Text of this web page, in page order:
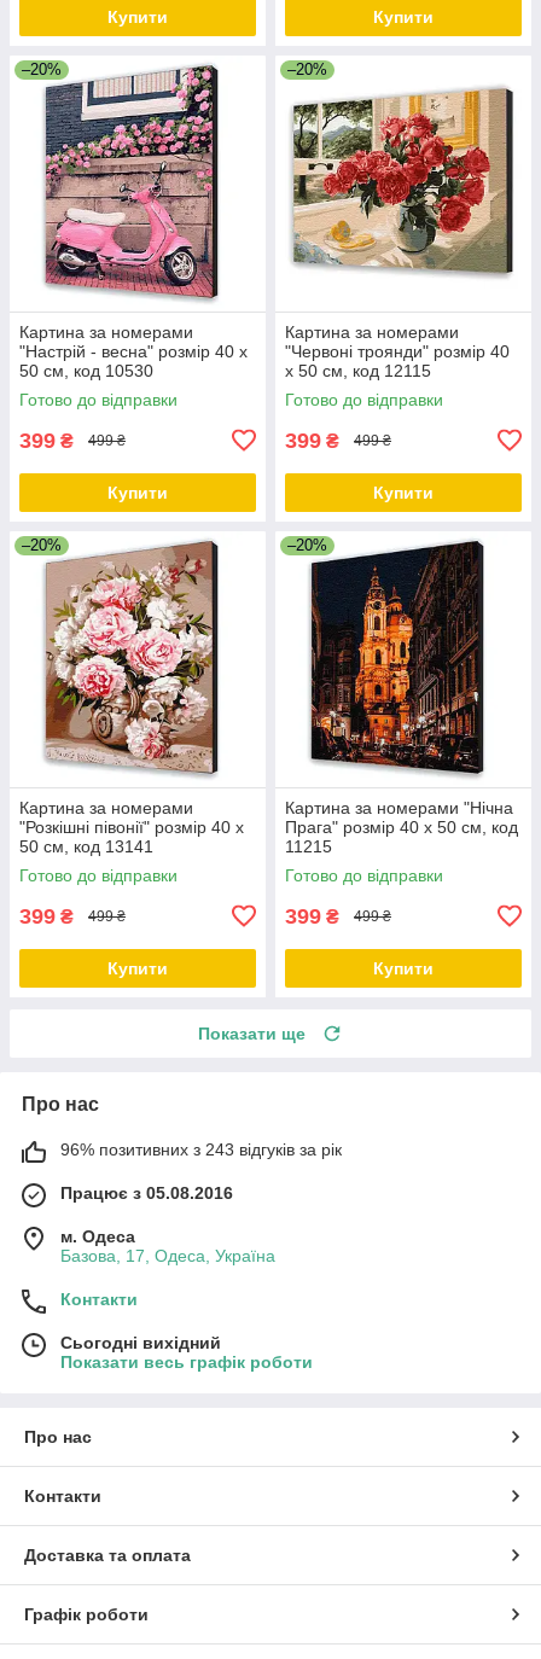
Купити Купити
–20%
Картина за номерами
"Настрій - весна" розмір 40 х
50 см, код 10530
Готово до відправки
399 ₴ 499 ₴
Купити
–20%
Картина за номерами
"Червоні троянди" розмір 40
х 50 см, код 12115
Готово до відправки
399 ₴ 499 ₴
Купити
–20%
Картина за номерами
"Розкішні півонії" розмір 40 х
50 см, код 13141
Готово до відправки
399 ₴ 499 ₴
Купити
–20%
Картина за номерами "Нічна
Прага" розмір 40 х 50 см, код
11215
Готово до відправки
399 ₴ 499 ₴
Купити
Показати ще
Про нас
96% позитивних з 243 відгуків за рік
Працює з 05.08.2016
м. Одеса
Базова, 17, Одеса, Україна
Контакти
Сьогодні вихідний
Показати весь графік роботи
Про нас
Контакти
Доставка та оплата
Графік роботи